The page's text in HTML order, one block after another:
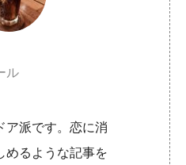
ル
ア派です。恋に消
めるような記事を